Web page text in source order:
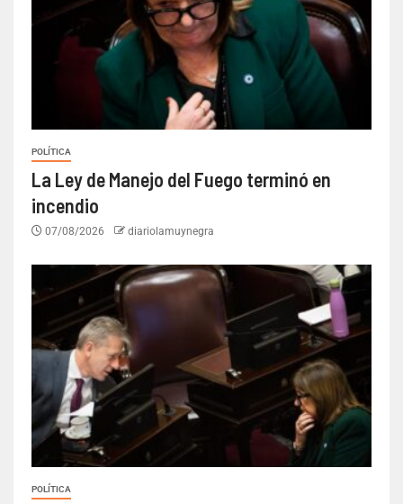
POLÍTICA
La Ley de Manejo del Fuego terminó en
incendio
07/08/2026 diariolamuynegra
POLÍTICA